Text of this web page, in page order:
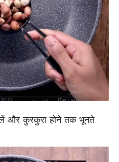
और कुरकुरा होने तक भूनते